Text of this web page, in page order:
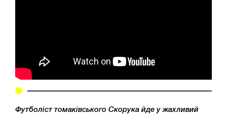
Футболіст томаківського Скорука йде у жахливий